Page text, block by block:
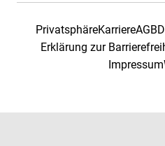
PrivatsphäreKarriereAGB
Erklärung zur
Impressum